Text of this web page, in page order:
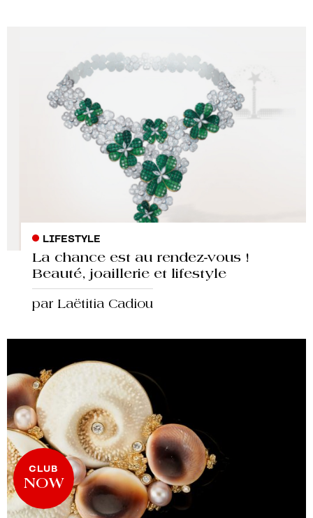
LIFESTYLE
La chance est au rendez-vous !
Beauté, joaillerie et lifestyle
par Laëtitia Cadiou
CLUB
NOW